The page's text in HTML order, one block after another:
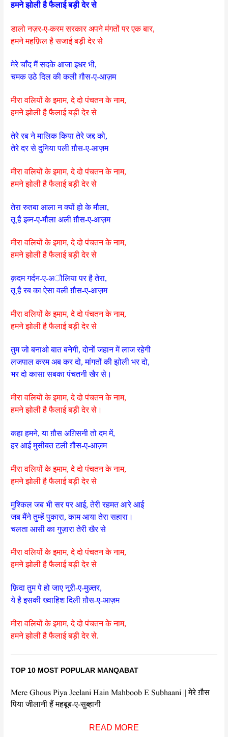
हमने झोली है फैलाई बड़ी देर से
डालो नज़र-ए-करम सरकार अपने म॑गतों पर एक बार,
हमने महफ़िल है सजाई बड़ी देर से
मेरे चाँद मैं सदके आजा इधर भी,
चमक उठे दिल की कली ग़ौस-ए-आज़म
मीरा वलियों के इमाम, दे दो पंचतन के नाम,
हमने झोली है फैलाई बड़ी देर से
तेरे रब ने मालिक किया तेरे जद्द को,
तेरे दर से दुनिया पली ग़ौस-ए-आज़म
मीरा वलियों के इमाम, दे दो पंचतन के नाम,
हमने झोली है फैलाई बड़ी देर से
तेरा रुतबा आला न क्यों हो के मौला,
तू है इब्न-ए-मौला अली ग़ौस-ए-आज़म
मीरा वलियों के इमाम, दे दो पंचतन के नाम,
हमने झोली है फैलाई बड़ी देर से
क़दम गर्दन-ए-अौलिया पर है तेरा,
तू है रब का ऐसा वली ग़ौस-ए-आज़म
मीरा वलियों के इमाम, दे दो पंचतन के नाम,
हमने झोली है फैलाई बड़ी देर से
तुम जो बनाओ बात बनेगी, दोनों जहान में लाज रहेगी
लजपाल करम अब कर दो, मांगतों की झोली भर दो,
भर दो कासा सबका पंचतनी खैर से।
मीरा वलियों के इमाम, दे दो पंचतन के नाम,
हमने झोली है फैलाई बड़ी देर से।
कहा हमने, या ग़ौस अग़िसनी तो दम में,
हर आई मुसीबत टली ग़ौस-ए-आज़म
मीरा वलियों के इमाम, दे दो पंचतन के नाम,
हमने झोली है फैलाई बड़ी देर से
मुश्किल जब भी सर पर आई, तेरी रहमत आरे आई
जब मैंने तुम्हें पुकारा, काम आया तेरा सहारा।
चलता आसी का गुज़ारा तेरी खैर से
मीरा वलियों के इमाम, दे दो पंचतन के नाम,
हमने झोली है फैलाई बड़ी देर से
फ़िदा तुम पे हो जाए नूरी-ए-मुज़्तर,
ये है इसकी ख्वाहिश दिली ग़ौस-ए-आज़म
मीरा वलियों के इमाम, दे दो पंचतन के नाम,
हमने झोली है फैलाई बड़ी देर से.
TOP 10 MOST POPULAR MANQABAT
Mere Ghous Piya Jeelani Hain Mahboob E Subhaani || मेरे ग़ौस
पिया जीलानी हैं महबूब-ए-सुब्हानी
READ MORE